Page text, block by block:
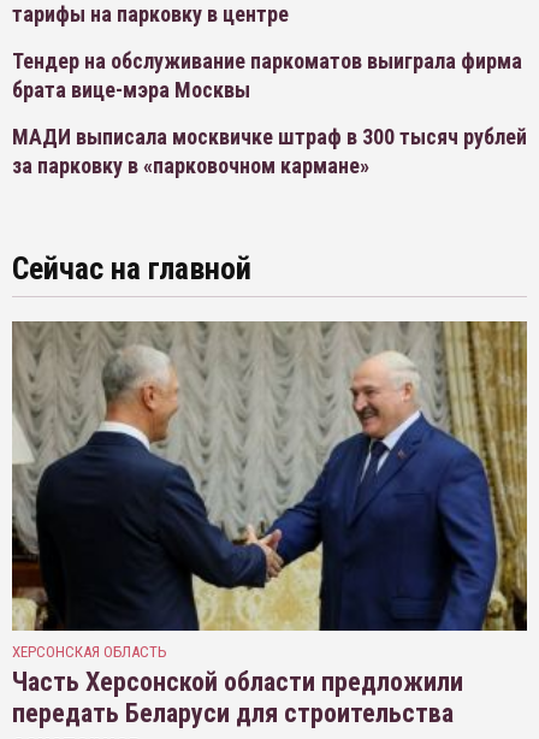
тарифы на парковку в центре
Тендер на обслуживание паркоматов выиграла фирма
брата вице-мэра Москвы
МАДИ выписала москвичке штраф в 300 тысяч рублей
за парковку в «парковочном кармане»
Сейчас на главной
ХЕРСОНСКАЯ ОБЛАСТЬ
Часть Херсонской области предложили
передать Беларуси для строительства